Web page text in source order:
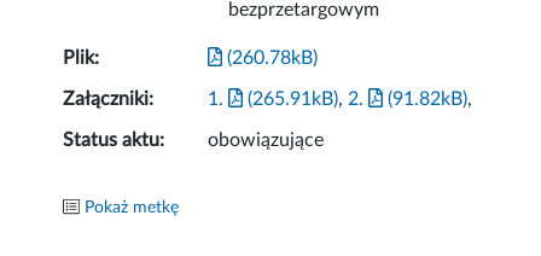
bezprzetargowym
Plik: (260.78kB)
Załączniki: 1. (265.91kB), 2. (91.82kB),
Status aktu: obowiązujące
Pokaż metkę